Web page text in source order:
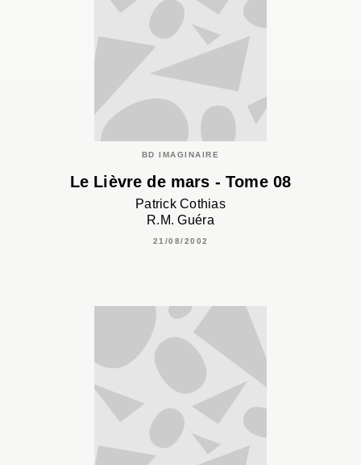
BD IMAGINAIRE
Le Lièvre de mars - Tome 08
Patrick Cothias
R.M. Guéra
21/08/2002